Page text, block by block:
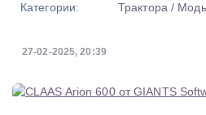
Категории:
Трактора/
27-02-2025, 20:39